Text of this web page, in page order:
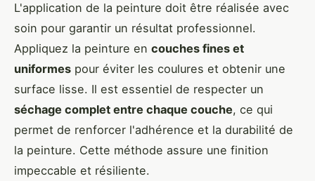
L'application de la peinture doit être réalisée avec
soin pour garantir un résultat professionnel.
Appliquez la peinture en couches fines et
uniformes pour éviter les coulures et obtenir une
surface lisse. Il est essentiel de respecter un
séchage complet entre chaque couche, ce qui
permet de renforcer l'adhérence et la durabilité de
la peinture. Cette méthode assure une finition
impeccable et résiliente.